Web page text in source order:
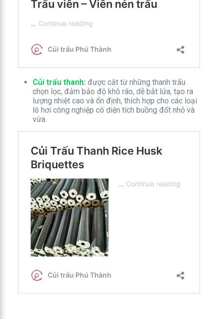
Củi trấu thanh: được cắt từ những thanh trấu
chọn lọc, đảm bảo độ khô ráo, dễ bắt lửa, tạo ra
lượng nhiệt cao và ổn định, thích hợp cho các loại
lò hơi công nghiệp có diện tích buồng đốt nhỏ và
vừa.